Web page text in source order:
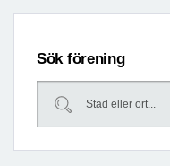
Sök förening